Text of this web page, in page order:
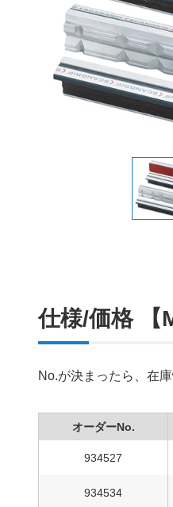
仕様/価格 【
No.が決まったら、在
オーダーNo.
934527
934534